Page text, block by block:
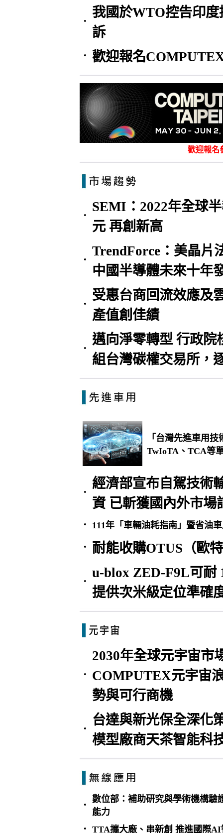
•
我國於WTO控告印
訴
• 歡迎報名
歡迎報名
•
SEMI：2022年全球
元 再創新高
•
TrendForce：美晶片
中國半導體未來十年
•
受惠台商回流效應及
產值創佳績
•
邁向淨零轉型 行政院
組台灣碳權交易所，
「台灣先進車用
TwIoTA、TCA等
•
經濟部宣布自駕技術
資 已斬獲國內外市場
• 111年「車輛油耗指南」暨省油
• 耐能收購OTUS（歐
•
u-blox ZED-F9L可耐
提供次米級定位準確
•
2030年全球元宇宙市
COMPUTEX元宇宙
勢與可行商機
•
台達與新光保全深化
模型廠商天茶智能科
•
數位部：補助研究與學術機構驗
能力
• TTA攜大廠、串新創 推進國際AI